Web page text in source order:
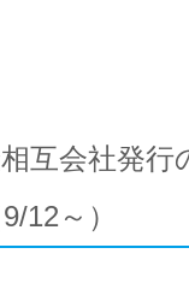
互会社発
12～）